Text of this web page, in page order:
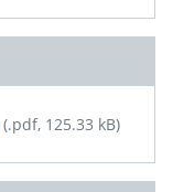
(.pdf, 125.33 kB)